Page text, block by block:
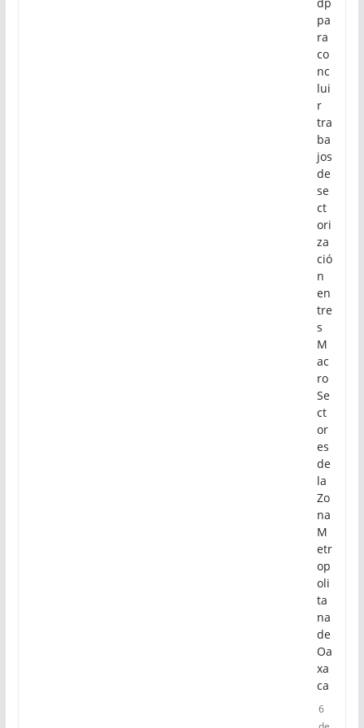
pa
ra
co
nc
lui
r
tra
ba
jos
de
se
ct
ori
za
ció
n
en
tre
s
M
ac
ro
Se
ct
or
es
de
la
Zo
na
M
etr
op
oli
ta
na
de
Oa
xa
ca
6